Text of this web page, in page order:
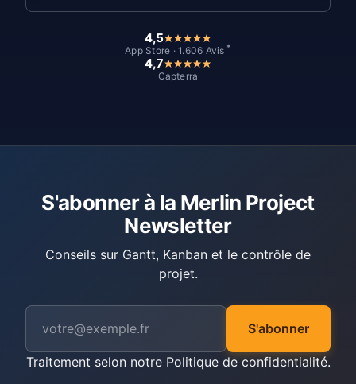
4,5
App Store · 1.606 Avis *
4,7
Capterra
S'abonner à la Merlin Project
Newsletter
Conseils sur Gantt, Kanban et le contrôle de
projet.
S'abonner
Traitement selon notre Politique de confidentialité.